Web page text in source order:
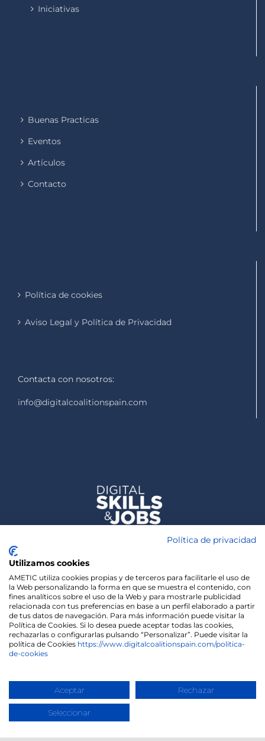
Iniciativas
Buenas Practicas
Eventos
Artículos
Contacto
Política de cookies
Aviso Legal y Política de Privacidad
Contacta con nosotros:
info@digitalcoalitionspain.com
Copyright 2020 | Madisonmk
We use cookies on our website to give you the most
you consent to the use of ALL the cookies.
Cookie settings
Política de privacidad
Utilizamos cookies
AMETIC utiliza cookies propias y de terceros para facilitarle el uso de
la Web personalizando la forma en que se muestra el contenido, con
fines analíticos sobre el uso de la Web y para mostrarle publicidad
relacionada con tus preferencias en base a un perfil elaborado a partir
de tus datos de navegación. Para más información puede visitar la
Política de Cookies. Si lo desea puede aceptar todas las cookies,
rechazarlas o configurarlas pulsando “Personalizar”. Puede visitar la
política de Cookies https://www.digitalcoalitionspain.com/politica-
de-cookies
Aceptar Rechazar
Seleccionar